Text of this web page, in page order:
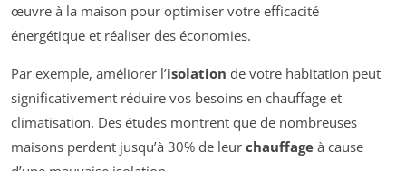
œuvre à la maison pour optimiser votre efficacité
énergétique et réaliser des économies.
Par exemple, améliorer l’isolation de votre habitation peut
significativement réduire vos besoins en chauffage et
climatisation. Des études montrent que de nombreuses
maisons perdent jusqu’à 30% de leur chauffage à cause